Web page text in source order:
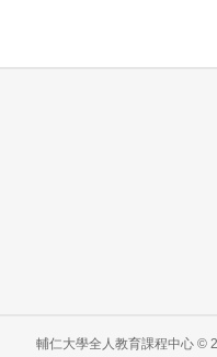
輔仁大學全人教育課程中心 ©